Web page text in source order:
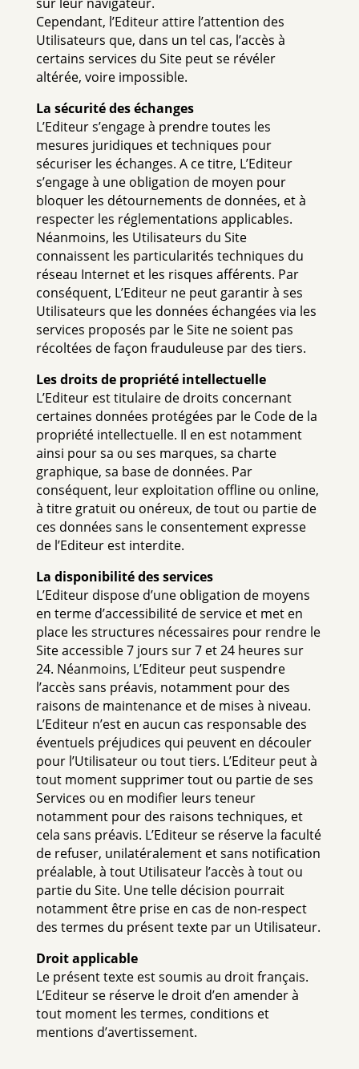
Cependant, l’Editeur attire l’attention des
Utilisateurs que, dans un tel cas, l’accès à
certains services du Site peut se révéler
altérée, voire impossible.
La sécurité des échanges
L’Editeur s’engage à prendre toutes les
mesures juridiques et techniques pour
sécuriser les échanges. A ce titre, L’Editeur
s’engage à une obligation de moyen pour
bloquer les détournements de données, et à
respecter les réglementations applicables.
Néanmoins, les Utilisateurs du Site
connaissent les particularités techniques du
réseau Internet et les risques afférents. Par
conséquent, L’Editeur ne peut garantir à ses
Utilisateurs que les données échangées via les
services proposés par le Site ne soient pas
récoltées de façon frauduleuse par des tiers.
Les droits de propriété intellectuelle
L’Editeur est titulaire de droits concernant
certaines données protégées par le Code de la
propriété intellectuelle. Il en est notamment
ainsi pour sa ou ses marques, sa charte
graphique, sa base de données. Par
conséquent, leur exploitation offline ou online,
à titre gratuit ou onéreux, de tout ou partie de
ces données sans le consentement expresse
de l’Editeur est interdite.
La disponibilité des services
L’Editeur dispose d’une obligation de moyens
en terme d’accessibilité de service et met en
place les structures nécessaires pour rendre le
Site accessible 7 jours sur 7 et 24 heures sur
24. Néanmoins, L’Editeur peut suspendre
l’accès sans préavis, notamment pour des
raisons de maintenance et de mises à niveau.
L’Editeur n’est en aucun cas responsable des
éventuels préjudices qui peuvent en découler
pour l’Utilisateur ou tout tiers. L’Editeur peut à
tout moment supprimer tout ou partie de ses
Services ou en modifier leurs teneur
notamment pour des raisons techniques, et
cela sans préavis. L’Editeur se réserve la faculté
de refuser, unilatéralement et sans notification
préalable, à tout Utilisateur l’accès à tout ou
partie du Site. Une telle décision pourrait
notamment être prise en cas de non-respect
des termes du présent texte par un Utilisateur.
Droit applicable
Le présent texte est soumis au droit français.
L’Editeur se réserve le droit d’en amender à
tout moment les termes, conditions et
mentions d’avertissement.